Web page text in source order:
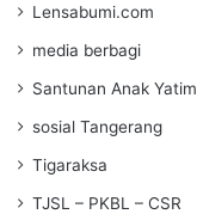
Lensabumi.com
media berbagi
Santunan Anak Yatim
sosial Tangerang
Tigaraksa
TJSL – PKBL – CSR